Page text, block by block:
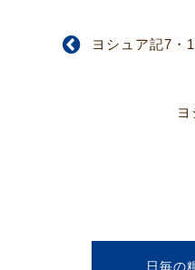
ヨシュア記7・
日毎の